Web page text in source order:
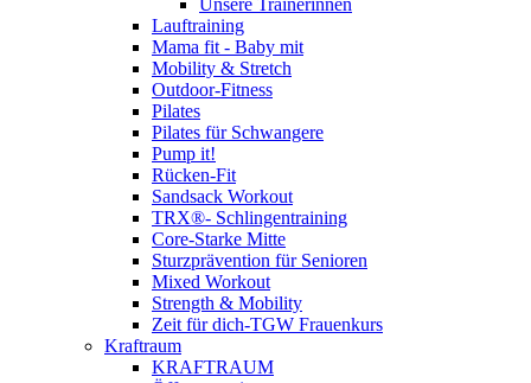
Unsere Trainerinnen
Lauftraining
Mama fit - Baby mit
Mobility & Stretch
Outdoor-Fitness
Pilates
Pilates für Schwangere
Pump it!
Rücken-Fit
Sandsack Workout
TRX®- Schlingentraining
Core-Starke Mitte
Sturzprävention für Senioren
Mixed Workout
Strength & Mobility
Zeit für dich-TGW Frauenkurs
Kraftraum
KRAFTRAUM